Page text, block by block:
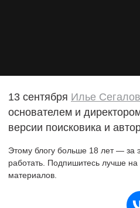
13 сентября Илье
основателем и
версии поисковика и
Этому блогу больше 18 лет — за
работать. Подпишитесь лучше
материалов.